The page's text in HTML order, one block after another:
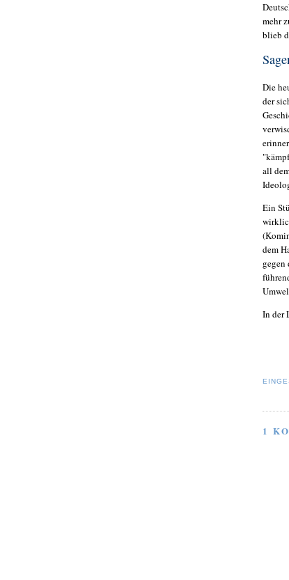
mehr
blieb
Die
der
all
Ein
dem
gegen
In der
1